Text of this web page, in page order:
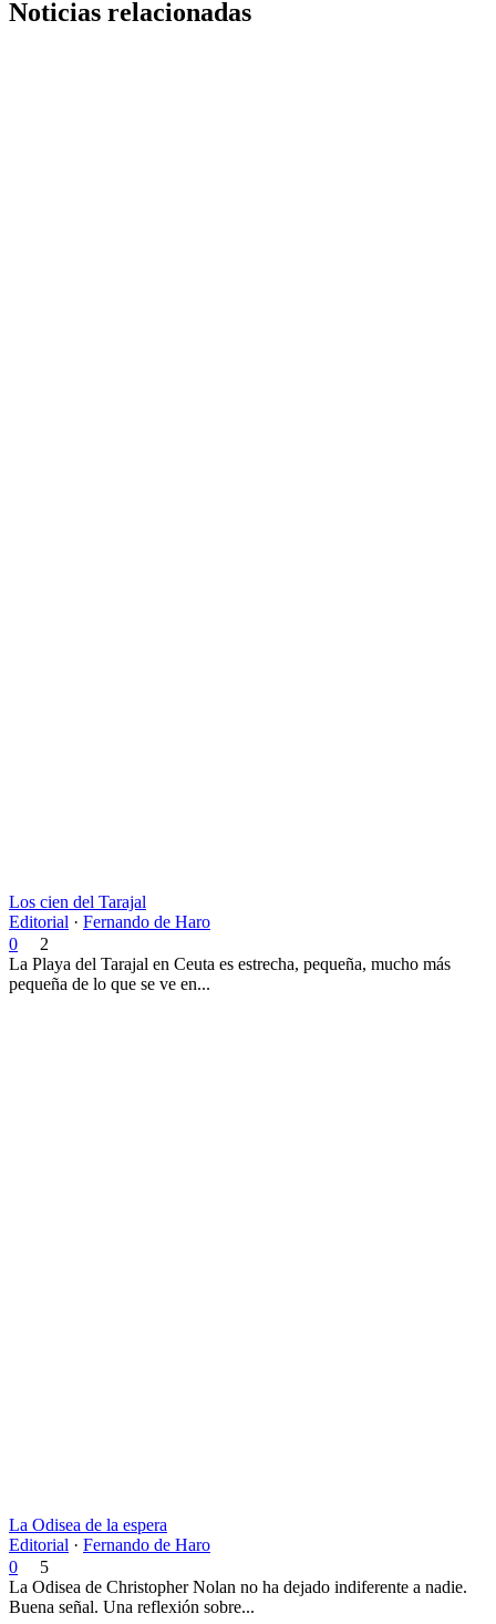
Noticias relacionadas
Los cien del Tarajal
Editorial · Fernando de Haro
0
2
La Playa del Tarajal en Ceuta es estrecha, pequeña, mucho más
pequeña de lo que se ve en...
La Odisea de la espera
Editorial · Fernando de Haro
0
5
La Odisea de Christopher Nolan no ha dejado indiferente a nadie.
Buena señal. Una reflexión sobre...